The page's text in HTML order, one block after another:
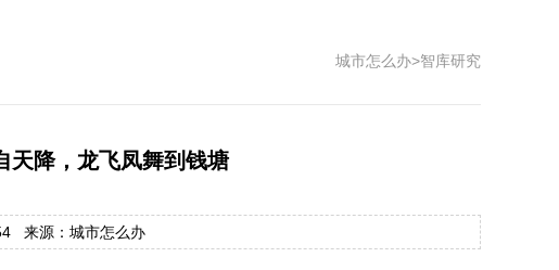
城市怎么办>智库研究
天降，龙飞凤舞到钱塘
来源：城市怎么办